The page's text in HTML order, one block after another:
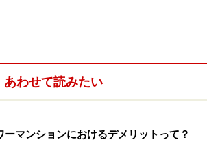
あわせて読みたい
ーマンションにおけるデメリットって？